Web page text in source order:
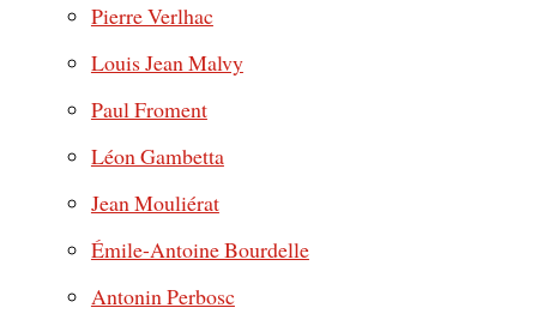
Pierre Verlhac
Louis Jean Malvy
Paul Froment
Léon Gambetta
Jean Mouliérat
Émile-Antoine Bourdelle
Antonin Perbosc